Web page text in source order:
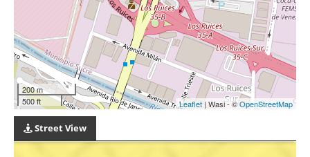
200 m
500 ft
Leaflet | Wasi - ©OpenStreetMap
Street View